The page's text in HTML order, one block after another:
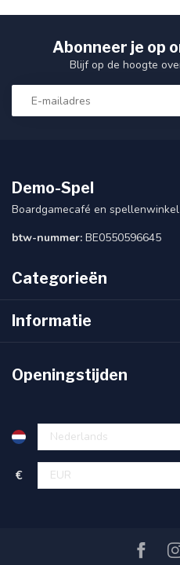
Abonneer je op
Blijf op de hoogte
Demo-Spel
Boardgamecafé en
btw-nummer: BE0550596645
Categorieën
Informatie
Openingstijden
€